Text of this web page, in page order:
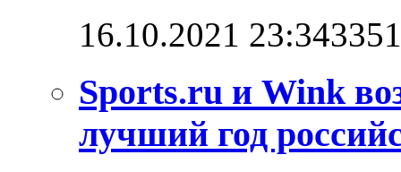
16.10.2021 23:34
Sports.ru и Wink
лучший год